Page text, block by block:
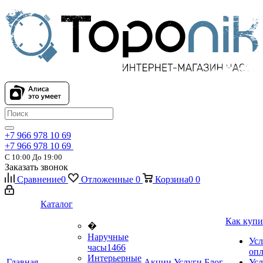
+7 966 978 10 69
+7 966 978 10 69
С 10:00 До 19:00
Заказать звонок
Сравнение0 Отложенные 0 Корзина0 0
Каталог
�
Наручные
часы1466
Интерьерные
Как